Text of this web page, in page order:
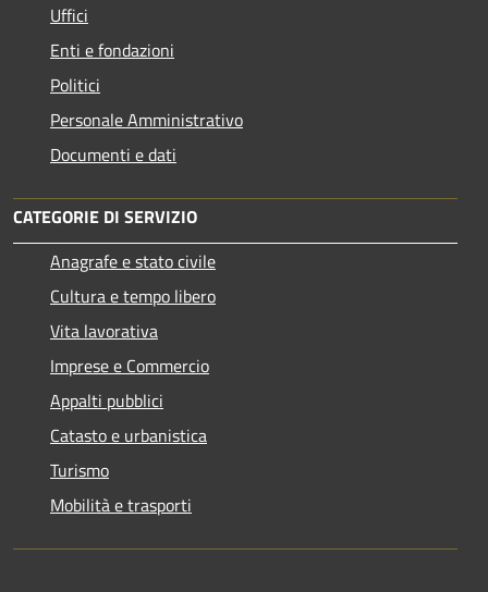
Uffici
Enti e fondazioni
Politici
Personale Amministrativo
Documenti e dati
CATEGORIE DI SERVIZIO
Anagrafe e stato civile
Cultura e tempo libero
Vita lavorativa
Imprese e Commercio
Appalti pubblici
Catasto e urbanistica
Turismo
Mobilità e trasporti